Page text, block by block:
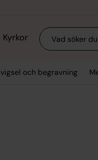
Kyrkor Sök
och begravning